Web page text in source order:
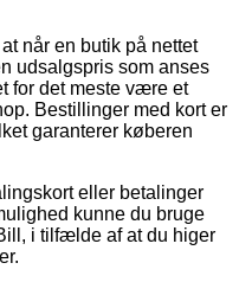
når en butik på nettet
udsalgspris som anses
for det meste være et
Bestillinger med kort er
garanterer køberen
eller betalinger
kunne du bruge
i tilfælde af at du higer